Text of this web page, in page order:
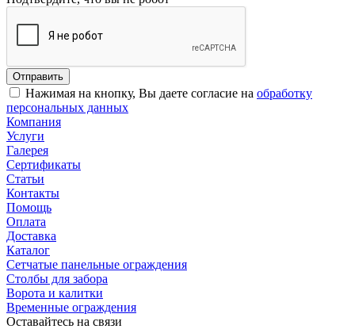
Нажимая на кнопку, Вы даете согласие на обработку
персональных данных
Компания
Услуги
Галерея
Сертификаты
Статьи
Контакты
Помощь
Оплата
Доставка
Каталог
Сетчатые панельные ограждения
Столбы для забора
Ворота и калитки
Временные ограждения
Оставайтесь на связи